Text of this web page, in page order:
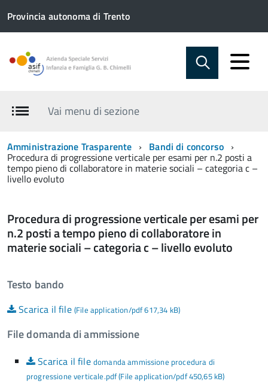
Provincia autonoma di Trento
Vai menu di sezione
Amministrazione Trasparente Bandi di concorso
Procedura di progressione verticale per esami per n.2 posti a
tempo pieno di collaboratore in materie sociali – categoria c –
livello evoluto
Procedura di progressione verticale per esami per
n.2 posti a tempo pieno di collaboratore in
materie sociali – categoria c – livello evoluto
Testo bando
Scarica il file (File application/pdf 617,34 kB)
File domanda di ammissione
Scarica il file domanda ammissione procedura di
progressione verticale.pdf (File application/pdf 450,65 kB)